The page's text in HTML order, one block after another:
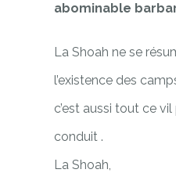
abominable
La Shoah ne se
l’existence des
c’est aussi tout ce vil
conduit .
La Shoah,